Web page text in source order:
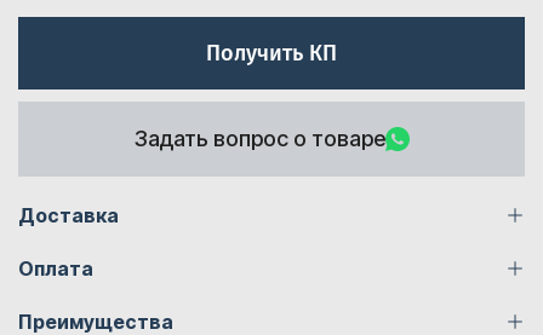
Получить КП
Задать вопрос о товаре
Доставка
Оплата
Преимущества